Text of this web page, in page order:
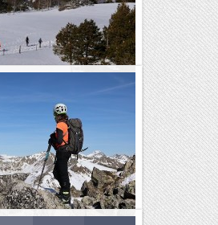
Coll d'Ares
als Pirineus, una situació
dels darrers anys, en què la